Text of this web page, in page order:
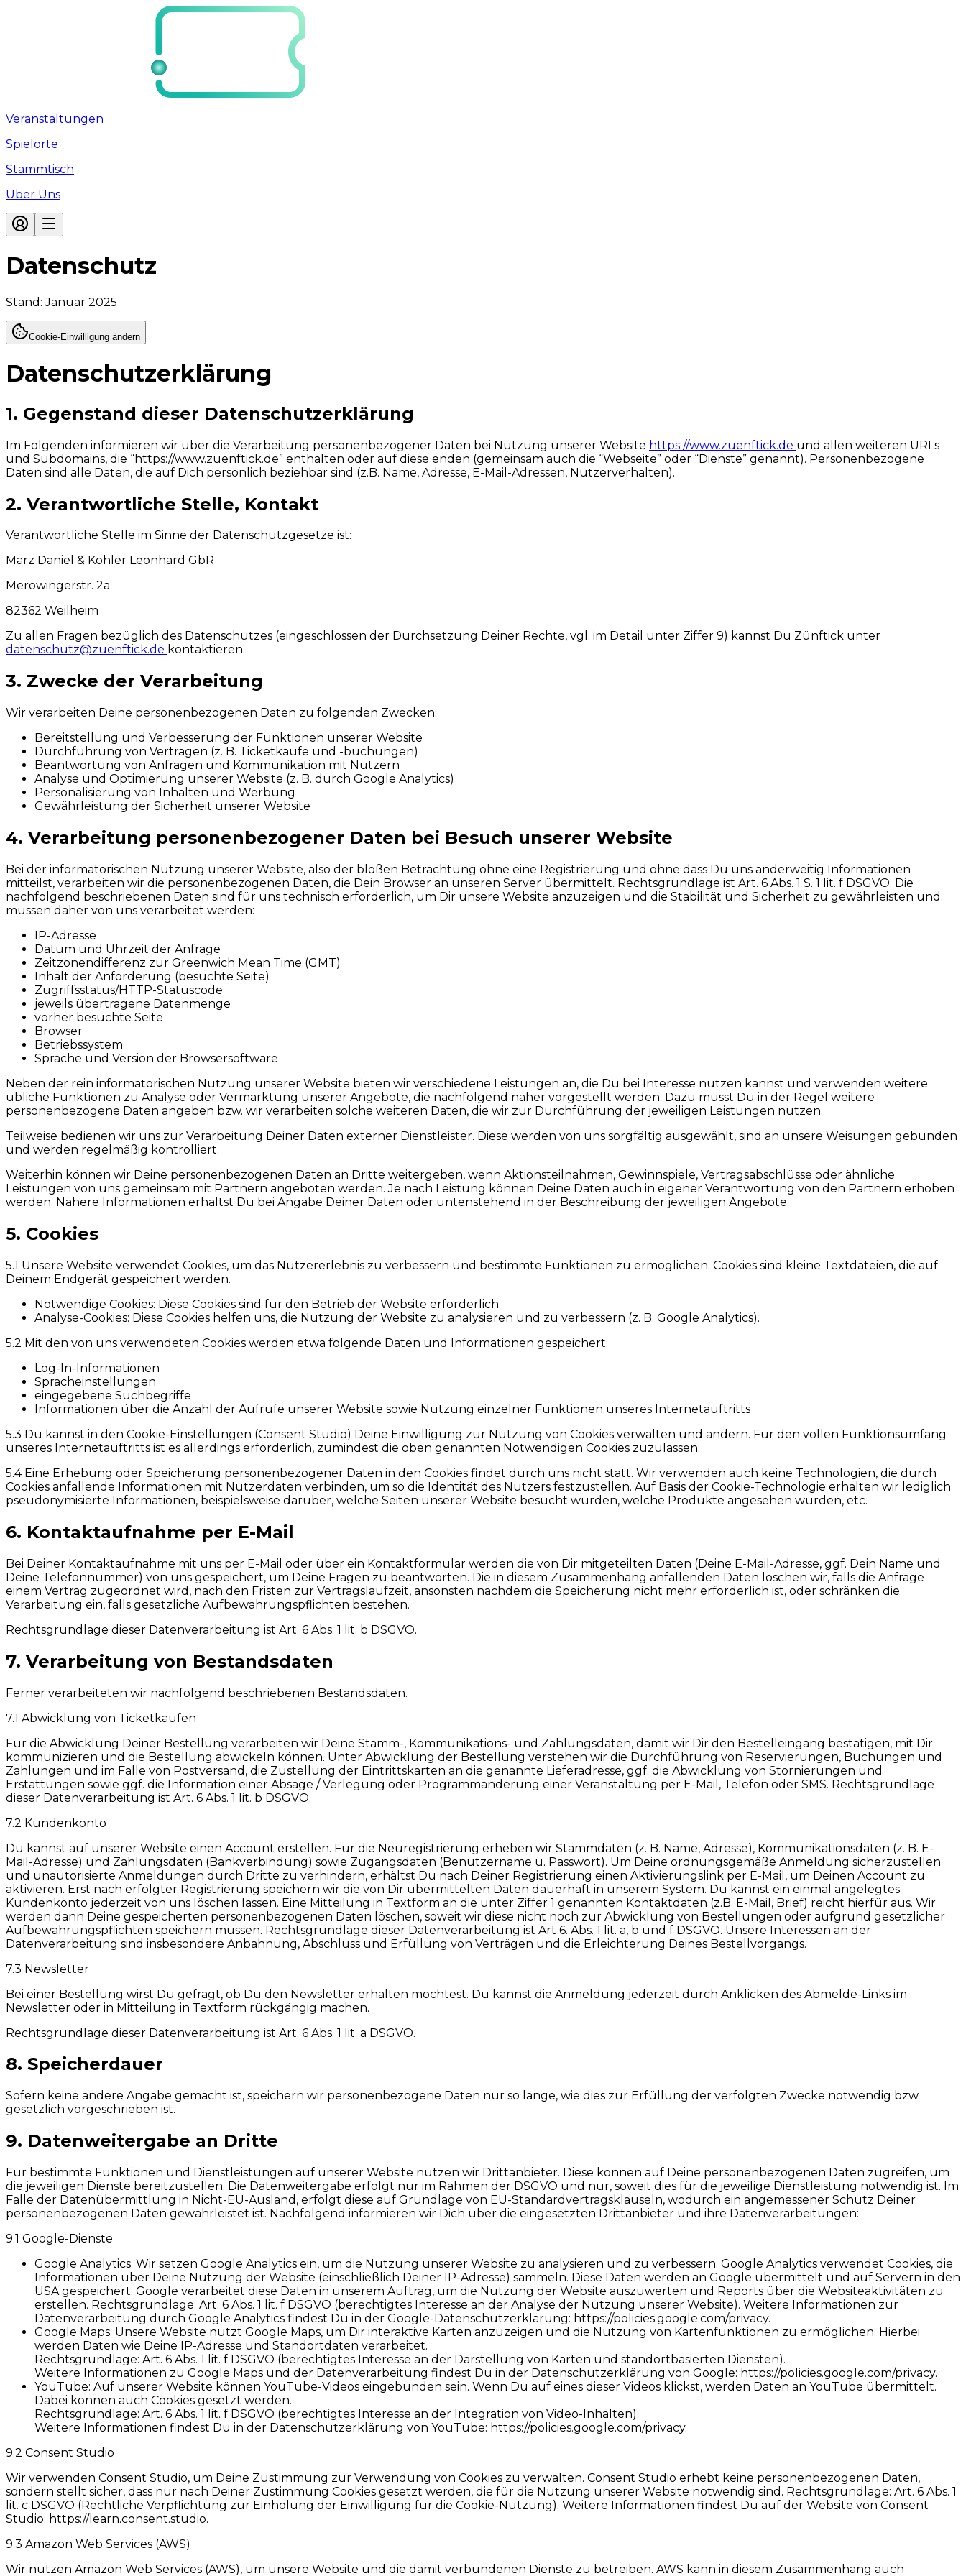
Veranstaltungen
Spielorte
Stammtisch
Über Uns
Datenschutz
Stand: Januar 2025
Cookie-Einwilligung ändern
Datenschutzerklärung
1. Gegenstand dieser Datenschutzerklärung
Im Folgenden informieren wir über die Verarbeitung personenbezogener Daten bei Nutzung unserer Website https://www.zuenftick.de und allen weiteren URLs
und Subdomains, die “https://www.zuenftick.de” enthalten oder auf diese enden (gemeinsam auch die “Webseite” oder “Dienste” genannt). Personenbezogene
Daten sind alle Daten, die auf Dich persönlich beziehbar sind (z.B. Name, Adresse, E-Mail-Adressen, Nutzerverhalten).
2. Verantwortliche Stelle, Kontakt
Verantwortliche Stelle im Sinne der Datenschutzgesetze ist:
März Daniel & Kohler Leonhard GbR
Merowingerstr. 2a
82362 Weilheim
Zu allen Fragen bezüglich des Datenschutzes (eingeschlossen der Durchsetzung Deiner Rechte, vgl. im Detail unter Ziffer 9) kannst Du Zünftick unter
datenschutz@zuenftick.de kontaktieren.
3. Zwecke der Verarbeitung
Wir verarbeiten Deine personenbezogenen Daten zu folgenden Zwecken:
Bereitstellung und Verbesserung der Funktionen unserer Website
Durchführung von Verträgen (z. B. Ticketkäufe und -buchungen)
Beantwortung von Anfragen und Kommunikation mit Nutzern
Analyse und Optimierung unserer Website (z. B. durch Google Analytics)
Personalisierung von Inhalten und Werbung
Gewährleistung der Sicherheit unserer Website
4. Verarbeitung personenbezogener Daten bei Besuch unserer Website
Bei der informatorischen Nutzung unserer Website, also der bloßen Betrachtung ohne eine Registrierung und ohne dass Du uns anderweitig Informationen
mitteilst, verarbeiten wir die personenbezogenen Daten, die Dein Browser an unseren Server übermittelt. Rechtsgrundlage ist Art. 6 Abs. 1 S. 1 lit. f DSGVO. Die
nachfolgend beschriebenen Daten sind für uns technisch erforderlich, um Dir unsere Website anzuzeigen und die Stabilität und Sicherheit zu gewährleisten und
müssen daher von uns verarbeitet werden:
IP-Adresse
Datum und Uhrzeit der Anfrage
Zeitzonendifferenz zur Greenwich Mean Time (GMT)
Inhalt der Anforderung (besuchte Seite)
Zugriffsstatus/HTTP-Statuscode
jeweils übertragene Datenmenge
vorher besuchte Seite
Browser
Betriebssystem
Sprache und Version der Browsersoftware
Neben der rein informatorischen Nutzung unserer Website bieten wir verschiedene Leistungen an, die Du bei Interesse nutzen kannst und verwenden weitere
übliche Funktionen zu Analyse oder Vermarktung unserer Angebote, die nachfolgend näher vorgestellt werden. Dazu musst Du in der Regel weitere
personenbezogene Daten angeben bzw. wir verarbeiten solche weiteren Daten, die wir zur Durchführung der jeweiligen Leistungen nutzen.
Teilweise bedienen wir uns zur Verarbeitung Deiner Daten externer Dienstleister. Diese werden von uns sorgfältig ausgewählt, sind an unsere Weisungen gebunden
und werden regelmäßig kontrolliert.
Weiterhin können wir Deine personenbezogenen Daten an Dritte weitergeben, wenn Aktionsteilnahmen, Gewinnspiele, Vertragsabschlüsse oder ähnliche
Leistungen von uns gemeinsam mit Partnern angeboten werden. Je nach Leistung können Deine Daten auch in eigener Verantwortung von den Partnern erhoben
werden. Nähere Informationen erhältst Du bei Angabe Deiner Daten oder untenstehend in der Beschreibung der jeweiligen Angebote.
5. Cookies
5.1 Unsere Website verwendet Cookies, um das Nutzererlebnis zu verbessern und bestimmte Funktionen zu ermöglichen. Cookies sind kleine Textdateien, die auf
Deinem Endgerät gespeichert werden.
Notwendige Cookies: Diese Cookies sind für den Betrieb der Website erforderlich.
Analyse-Cookies: Diese Cookies helfen uns, die Nutzung der Website zu analysieren und zu verbessern (z. B. Google Analytics).
5.2 Mit den von uns verwendeten Cookies werden etwa folgende Daten und Informationen gespeichert:
Log-In-Informationen
Spracheinstellungen
eingegebene Suchbegriffe
Informationen über die Anzahl der Aufrufe unserer Website sowie Nutzung einzelner Funktionen unseres Internetauftritts
5.3 Du kannst in den Cookie-Einstellungen (Consent Studio) Deine Einwilligung zur Nutzung von Cookies verwalten und ändern. Für den vollen Funktionsumfang
unseres Internetauftritts ist es allerdings erforderlich, zumindest die oben genannten Notwendigen Cookies zuzulassen.
5.4 Eine Erhebung oder Speicherung personenbezogener Daten in den Cookies findet durch uns nicht statt. Wir verwenden auch keine Technologien, die durch
Cookies anfallende Informationen mit Nutzerdaten verbinden, um so die Identität des Nutzers festzustellen. Auf Basis der Cookie-Technologie erhalten wir lediglich
pseudonymisierte Informationen, beispielsweise darüber, welche Seiten unserer Website besucht wurden, welche Produkte angesehen wurden, etc.
6. Kontaktaufnahme per E-Mail
Bei Deiner Kontaktaufnahme mit uns per E-Mail oder über ein Kontaktformular werden die von Dir mitgeteilten Daten (Deine E-Mail-Adresse, ggf. Dein Name und
Deine Telefonnummer) von uns gespeichert, um Deine Fragen zu beantworten. Die in diesem Zusammenhang anfallenden Daten löschen wir, falls die Anfrage
einem Vertrag zugeordnet wird, nach den Fristen zur Vertragslaufzeit, ansonsten nachdem die Speicherung nicht mehr erforderlich ist, oder schränken die
Verarbeitung ein, falls gesetzliche Aufbewahrungspflichten bestehen.
Rechtsgrundlage dieser Datenverarbeitung ist Art. 6 Abs. 1 lit. b DSGVO.
7. Verarbeitung von Bestandsdaten
Ferner verarbeiteten wir nachfolgend beschriebenen Bestandsdaten.
7.1 Abwicklung von Ticketkäufen
Für die Abwicklung Deiner Bestellung verarbeiten wir Deine Stamm-, Kommunikations- und Zahlungsdaten, damit wir Dir den Bestelleingang bestätigen, mit Dir
kommunizieren und die Bestellung abwickeln können. Unter Abwicklung der Bestellung verstehen wir die Durchführung von Reservierungen, Buchungen und
Zahlungen und im Falle von Postversand, die Zustellung der Eintrittskarten an die genannte Lieferadresse, ggf. die Abwicklung von Stornierungen und
Erstattungen sowie ggf. die Information einer Absage / Verlegung oder Programmänderung einer Veranstaltung per E-Mail, Telefon oder SMS. Rechtsgrundlage
dieser Datenverarbeitung ist Art. 6 Abs. 1 lit. b DSGVO.
7.2 Kundenkonto
Du kannst auf unserer Website einen Account erstellen. Für die Neuregistrierung erheben wir Stammdaten (z. B. Name, Adresse), Kommunikationsdaten (z. B. E-
Mail-Adresse) und Zahlungsdaten (Bankverbindung) sowie Zugangsdaten (Benutzername u. Passwort). Um Deine ordnungsgemäße Anmeldung sicherzustellen
und unautorisierte Anmeldungen durch Dritte zu verhindern, erhältst Du nach Deiner Registrierung einen Aktivierungslink per E-Mail, um Deinen Account zu
aktivieren. Erst nach erfolgter Registrierung speichern wir die von Dir übermittelten Daten dauerhaft in unserem System. Du kannst ein einmal angelegtes
Kundenkonto jederzeit von uns löschen lassen. Eine Mitteilung in Textform an die unter Ziffer 1 genannten Kontaktdaten (z.B. E-Mail, Brief) reicht hierfür aus. Wir
werden dann Deine gespeicherten personenbezogenen Daten löschen, soweit wir diese nicht noch zur Abwicklung von Bestellungen oder aufgrund gesetzlicher
Aufbewahrungspflichten speichern müssen. Rechtsgrundlage dieser Datenverarbeitung ist Art 6. Abs. 1 lit. a, b und f DSGVO. Unsere Interessen an der
Datenverarbeitung sind insbesondere Anbahnung, Abschluss und Erfüllung von Verträgen und die Erleichterung Deines Bestellvorgangs.
7.3 Newsletter
Bei einer Bestellung wirst Du gefragt, ob Du den Newsletter erhalten möchtest. Du kannst die Anmeldung jederzeit durch Anklicken des Abmelde-Links im
Newsletter oder in Mitteilung in Textform rückgängig machen.
Rechtsgrundlage dieser Datenverarbeitung ist Art. 6 Abs. 1 lit. a DSGVO.
8. Speicherdauer
Sofern keine andere Angabe gemacht ist, speichern wir personenbezogene Daten nur so lange, wie dies zur Erfüllung der verfolgten Zwecke notwendig bzw.
gesetzlich vorgeschrieben ist.
9. Datenweitergabe an Dritte
Für bestimmte Funktionen und Dienstleistungen auf unserer Website nutzen wir Drittanbieter. Diese können auf Deine personenbezogenen Daten zugreifen, um
die jeweiligen Dienste bereitzustellen. Die Datenweitergabe erfolgt nur im Rahmen der DSGVO und nur, soweit dies für die jeweilige Dienstleistung notwendig ist. Im
Falle der Datenübermittlung in Nicht-EU-Ausland, erfolgt diese auf Grundlage von EU-Standardvertragsklauseln, wodurch ein angemessener Schutz Deiner
personenbezogenen Daten gewährleistet ist. Nachfolgend informieren wir Dich über die eingesetzten Drittanbieter und ihre Datenverarbeitungen:
9.1 Google-Dienste
Google Analytics: Wir setzen Google Analytics ein, um die Nutzung unserer Website zu analysieren und zu verbessern. Google Analytics verwendet Cookies, die
Informationen über Deine Nutzung der Website (einschließlich Deiner IP-Adresse) sammeln. Diese Daten werden an Google übermittelt und auf Servern in den
USA gespeichert. Google verarbeitet diese Daten in unserem Auftrag, um die Nutzung der Website auszuwerten und Reports über die Websiteaktivitäten zu
erstellen. Rechtsgrundlage: Art. 6 Abs. 1 lit. f DSGVO (berechtigtes Interesse an der Analyse der Nutzung unserer Website). Weitere Informationen zur
Datenverarbeitung durch Google Analytics findest Du in der Google-Datenschutzerklärung: https://policies.google.com/privacy.
Google Maps: Unsere Website nutzt Google Maps, um Dir interaktive Karten anzuzeigen und die Nutzung von Kartenfunktionen zu ermöglichen. Hierbei
werden Daten wie Deine IP-Adresse und Standortdaten verarbeitet.
Rechtsgrundlage: Art. 6 Abs. 1 lit. f DSGVO (berechtigtes Interesse an der Darstellung von Karten und standortbasierten Diensten).
Weitere Informationen zu Google Maps und der Datenverarbeitung findest Du in der Datenschutzerklärung von Google: https://policies.google.com/privacy.
YouTube: Auf unserer Website können YouTube-Videos eingebunden sein. Wenn Du auf eines dieser Videos klickst, werden Daten an YouTube übermittelt.
Dabei können auch Cookies gesetzt werden.
Rechtsgrundlage: Art. 6 Abs. 1 lit. f DSGVO (berechtigtes Interesse an der Integration von Video-Inhalten).
Weitere Informationen findest Du in der Datenschutzerklärung von YouTube: https://policies.google.com/privacy.
9.2 Consent Studio
Wir verwenden Consent Studio, um Deine Zustimmung zur Verwendung von Cookies zu verwalten. Consent Studio erhebt keine personenbezogenen Daten,
sondern stellt sicher, dass nur nach Deiner Zustimmung Cookies gesetzt werden, die für die Nutzung unserer Website notwendig sind. Rechtsgrundlage: Art. 6 Abs. 1
lit. c DSGVO (Rechtliche Verpflichtung zur Einholung der Einwilligung für die Cookie-Nutzung). Weitere Informationen findest Du auf der Website von Consent
Studio: https://learn.consent.studio.
9.3 Amazon Web Services (AWS)
Wir nutzen Amazon Web Services (AWS), um unsere Website und die damit verbundenen Dienste zu betreiben. AWS kann in diesem Zusammenhang auch